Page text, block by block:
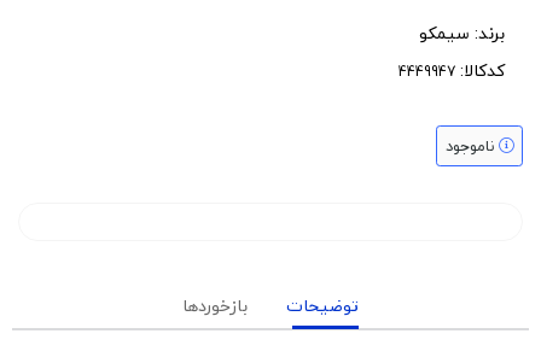
برند: سیمکو
کدکالا:
ناموجود
توضیحات بازخوردها